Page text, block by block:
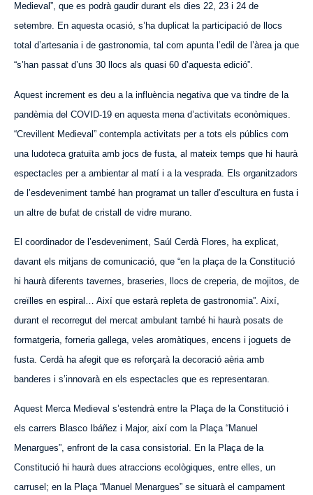
Medieval”, que es podrà gaudir durant els dies 22, 23 i 24 de
setembre. En aquesta ocasió, s’ha duplicat la participació de llocs
total d’artesania i de gastronomia, tal com apunta l’edil de l’àrea ja que
“s’han passat d’uns 30 llocs als quasi 60 d’aquesta edició”.
Aquest increment es deu a la influència negativa que va tindre de la
pandèmia del COVID-19 en aquesta mena d’activitats econòmiques.
“Crevillent Medieval” contempla activitats per a tots els públics com
una ludoteca gratuïta amb jocs de fusta, al mateix temps que hi haurà
espectacles per a ambientar al matí i a la vesprada. Els organitzadors
de l’esdeveniment també han programat un taller d’escultura en fusta i
un altre de bufat de cristall de vidre murano.
El coordinador de l’esdeveniment, Saúl Cerdà Flores, ha explicat,
davant els mitjans de comunicació, que “en la plaça de la Constitució
hi haurà diferents tavernes, braseries, llocs de creperia, de mojitos, de
creïlles en espiral… Així que estarà repleta de gastronomia”. Així,
durant el recorregut del mercat ambulant també hi haurà posats de
formatgeria, forneriagallega, veles aromàtiques, encens i joguets de
fusta. Cerdà ha afegit que es reforçarà la decoració aèria amb
banderes i s’innovarà en els espectacles que es representaran.
Aquest Merca Medieval s’estendrà entre la Plaça de la Constitució i
els carrers Blasco Ibáñez i Major, així com la Plaça “Manuel
Menargues”, enfront de la casa consistorial. En la Plaça de la
Constitució hi haurà dues atraccions ecològiques, entre elles, un
carrusel; en la Plaça “Manuel Menargues” se situarà el campament